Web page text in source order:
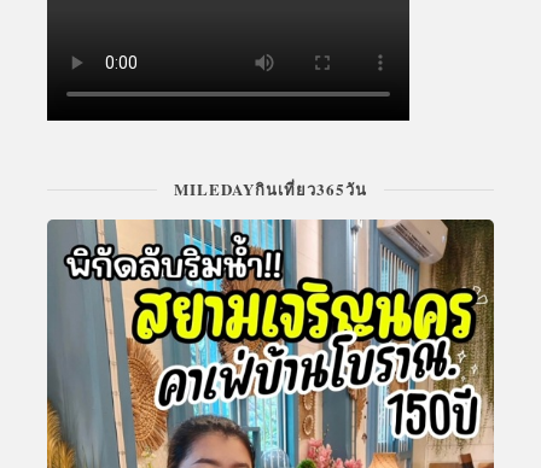
MILEDAYกินเที่ยว365วัน